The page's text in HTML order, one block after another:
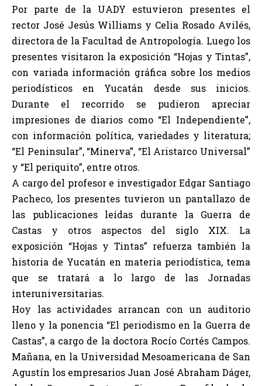
Por parte de la UADY estuvieron presentes el
rector José Jesús Williams y Celia Rosado Avilés,
directora de la Facultad de Antropología. Luego los
presentes visitaron la exposición “Hojas y Tintas”,
con variada información gráfica sobre los medios
periodísticos en Yucatán desde sus inicios.
Durante el recorrido se pudieron apreciar
impresiones de diarios como “El Independiente”,
con información política, variedades y literatura;
“El Peninsular”, “Minerva”, “El Aristarco Universal”
y “El periquito”, entre otros.
A cargo del profesor e investigador Edgar Santiago
Pacheco, los presentes tuvieron un pantallazo de
las publicaciones leídas durante la Guerra de
Castas y otros aspectos del siglo XIX. La
exposición “Hojas y Tintas” refuerza también la
historia de Yucatán en materia periodística, tema
que se tratará a lo largo de las Jornadas
interuniversitarias.
Hoy las actividades arrancan con un auditorio
lleno y la ponencia “El periodismo en la Guerra de
Castas”, a cargo de la doctora Rocío Cortés Campos.
Mañana, en la Universidad Mesoamericana de San
Agustín los empresarios Juan José Abraham Dáger,